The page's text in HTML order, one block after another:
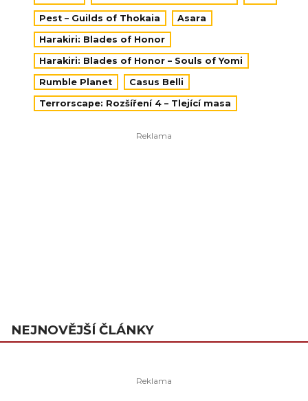
Pest – Guilds of Thokaia Asara
Harakiri: Blades of Honor
Harakiri: Blades of Honor – Souls of Yomi
Rumble Planet Casus Belli
Terrorscape: Rozšíření 4 – Tlející masa
NEJNOVĚJŠÍ ČLÁNKY